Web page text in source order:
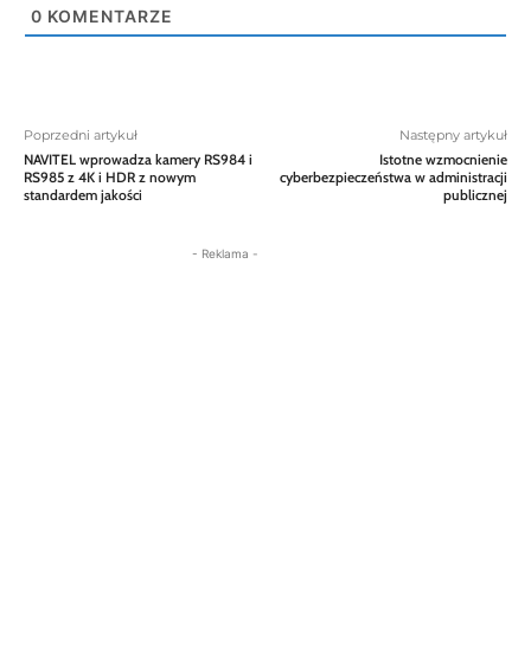
0 KOMENTARZE
Poprzedni artykuł
NAVITEL wprowadza kamery RS984 i
RS985 z 4K i HDR z nowym
standardem jakości
Następny artykuł
Istotne wzmocnienie
cyberbezpieczeństwa w administracji
publicznej
- Reklama -